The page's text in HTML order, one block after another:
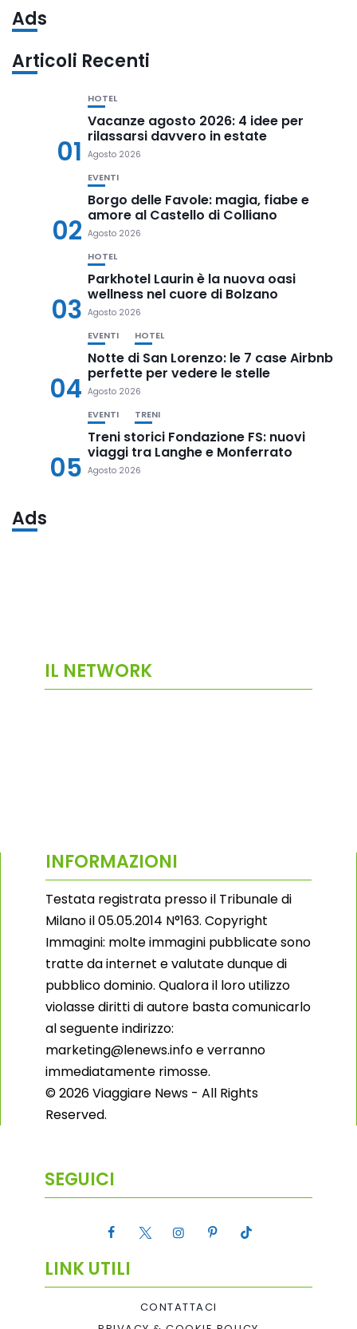
Ads
Articoli Recenti
01
HOTEL
Vacanze agosto 2026: 4 idee per
rilassarsi davvero in estate
Agosto 2026
02
EVENTI
Borgo delle Favole: magia, fiabe e
amore al Castello di Colliano
Agosto 2026
03
HOTEL
Parkhotel Laurin è la nuova oasi
wellness nel cuore di Bolzano
Agosto 2026
04
EVENTI HOTEL
Notte di San Lorenzo: le 7 case Airbnb
perfette per vedere le stelle
Agosto 2026
05
EVENTI TRENI
Treni storici Fondazione FS: nuovi
viaggi tra Langhe e Monferrato
Agosto 2026
Ads
IL NETWORK
INFORMAZIONI
Testata registrata presso il Tribunale di
Milano il 05.05.2014 N°163. Copyright
Immagini: molte immagini pubblicate sono
tratte da internet e valutate dunque di
pubblico dominio. Qualora il loro utilizzo
violasse diritti di autore basta comunicarlo
al seguente indirizzo:
marketing@lenews.info e verranno
immediatamente rimosse.
© 2026 Viaggiare News - All Rights
Reserved.
SEGUICI
LINK UTILI
CONTATTACI